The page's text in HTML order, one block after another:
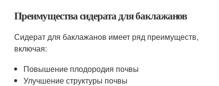
Преимущества сидерата для баклажанов
Сидерат для баклажанов имеет ряд преимуществ,
включая:
Повышение плодородия почвы
Улучшение структуры почвы